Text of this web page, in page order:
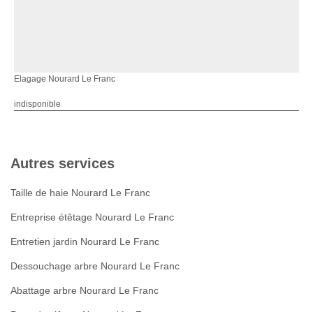
Elagage Nourard Le Franc
indisponible
Autres services
Taille de haie Nourard Le Franc
Entreprise étêtage Nourard Le Franc
Entretien jardin Nourard Le Franc
Dessouchage arbre Nourard Le Franc
Abattage arbre Nourard Le Franc